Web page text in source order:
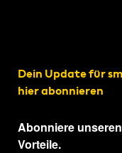
Dein Update für
hier abonnieren
Abonniere
Vorteile.